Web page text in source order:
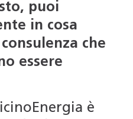
puoi
in cosa
che
essere
è